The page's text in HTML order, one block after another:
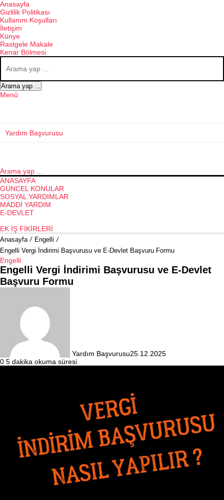
Anasayfa
Gizlilik Politikası
Kullanım Koşulları
İletişim
Künye
Rastgele Makale
Kenar Bölmesi
Arama yap ...
Menü
Yardım Başvurusu
Arama yap ...
ANASAYFA
GÜNCEL KONULAR
SOSYAL YARDIMLAR
MADDI YARDIM
E-DEVLET
EK İŞ FIKIRLERI
Anasayfa / Engelli /
Engelli Vergi İndirimi Başvurusu ve E-Devlet Başvuru Formu
Engelli
Engelli Vergi İndirimi Başvurusu ve E-Devlet
Başvuru Formu
Yardım Başvurusu25.12.2025
0 5 dakika okuma süresi